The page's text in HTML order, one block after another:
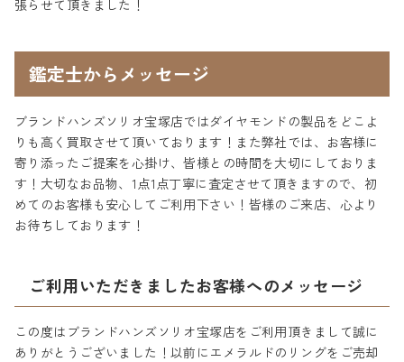
張らせて頂きました！
鑑定士からメッセージ
ブランドハンズソリオ宝塚店ではダイヤモンドの製品をどこよ
りも高く買取させて頂いております！また弊社では、お客様に
寄り添ったご提案を心掛け、皆様との時間を大切にしておりま
す！大切なお品物、1点1点丁寧に査定させて頂きますので、初
めてのお客様も安心してご利用下さい！皆様のご来店、心より
お待ちしております！
ご利用いただきましたお客様へのメッセージ
この度はブランドハンズソリオ宝塚店をご利用頂きまして誠に
ありがとうございました！以前にエメラルドのリングをご売却